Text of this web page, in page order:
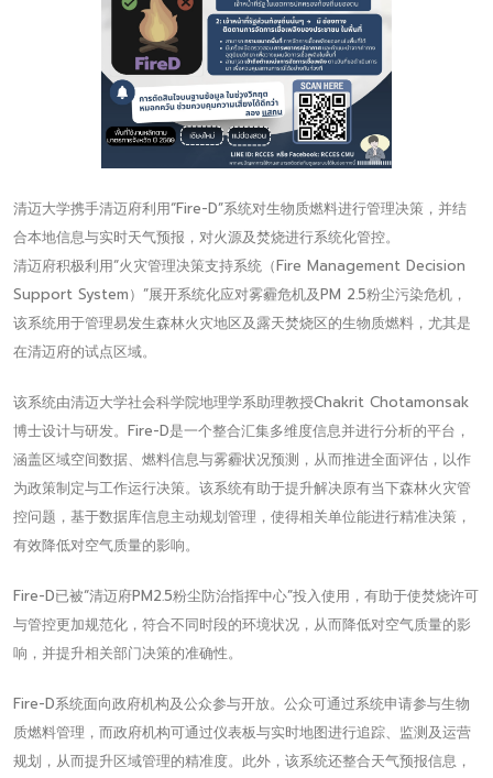
清迈大学携手清迈府利用“Fire-D”系统对生物质燃料进行管理决策，并结
合本地信息与实时天气预报，对火源及焚烧进行系统化管控。
清迈府积极利用“火灾管理决策支持系统（Fire Management Decision
Support System）”展开系统化应对雾霾危机及PM 2.5粉尘污染危机，
该系统用于管理易发生森林火灾地区及露天焚烧区的生物质燃料，尤其是
在清迈府的试点区域。
该系统由清迈大学社会科学院地理学系助理教授Chakrit Chotamonsak
博士设计与研发。Fire-D是一个整合汇集多维度信息并进行分析的平台，
涵盖区域空间数据、燃料信息与雾霾状况预测，从而推进全面评估，以作
为政策制定与工作运行决策。该系统有助于提升解决原有当下森林火灾管
控问题，基于数据库信息主动规划管理，使得相关单位能进行精准决策，
有效降低对空气质量的影响。
Fire-D已被“清迈府PM2.5粉尘防治指挥中心”投入使用，有助于使焚烧许可
与管控更加规范化，符合不同时段的环境状况，从而降低对空气质量的影
响，并提升相关部门决策的准确性。
Fire-D系统面向政府机构及公众参与开放。公众可通过系统申请参与生物
质燃料管理，而政府机构可通过仪表板与实时地图进行追踪、监测及运营
规划，从而提升区域管理的精准度。此外，该系统还整合天气预报信息，